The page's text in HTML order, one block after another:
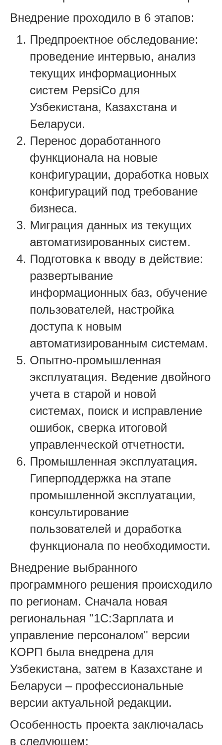
Внедрение проходило в 6 этапов:
Предпроектное обследование:
проведение интервью, анализ
текущих информационных
систем PepsiCo для
Узбекистана, Казахстана и
Беларуси.
Перенос доработанного
функционала на новые
конфигурации, доработка новых
конфигураций под требование
бизнеса.
Миграция данных из текущих
автоматизированных систем.
Подготовка к вводу в действие:
развертывание
информационных баз, обучение
пользователей, настройка
доступа к новым
автоматизированным системам.
Опытно-промышленная
эксплуатация. Ведение двойного
учета в старой и новой
системах, поиск и исправление
ошибок, сверка итоговой
управленческой отчетности.
Промышленная эксплуатация.
Гиперподдержка на этапе
промышленной эксплуатации,
консультирование
пользователей и доработка
функционала по необходимости.
Внедрение выбранного
программного решения происходило
по регионам. Сначала новая
региональная "1С:Зарплата и
управление персоналом" версии
КОРП была внедрена для
Узбекистана, затем в Казахстане и
Беларуси – профессиональные
версии актуальной редакции.
Особенность проекта заключалась
в следующем: